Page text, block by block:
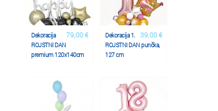
79,00 €
Dekoracija
ROJSTNI DAN
premium 120x140cm
39,00 €
Dekoracija 1.
ROJSTNI DAN punčka,
127 cm